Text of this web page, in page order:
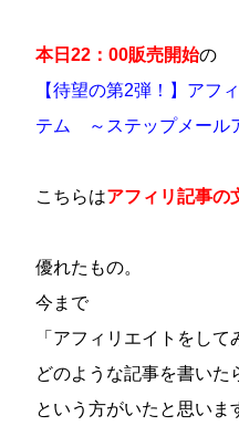
本日22：00販売開始の
【待望の第2弾！】アフ
テム ～ステップメール
こちらはアフィリ記事の
優れたもの。
今まで
「アフィリエイトをして
どのような記事を書いた
という方がいたと思いま